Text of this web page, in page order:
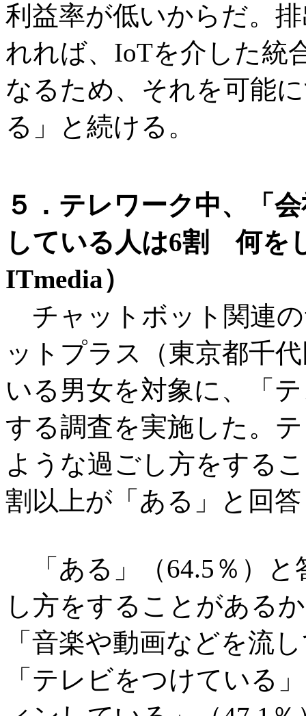
利益率が低いからだ。
れれば、IoTを介した統
なるため、それを可能
る」と続ける。
５．テレワーク中、「
している人は6割 何
ITmedia）
チャットボット関連
ットプラス（東京都千
いる男女を対象に、「
する調査を実施した。
ような過ごし方をする
割以上が「ある」と回
「ある」（64.5％）と
し方をすることがある
「音楽や動画などを流
「テレビをつけている